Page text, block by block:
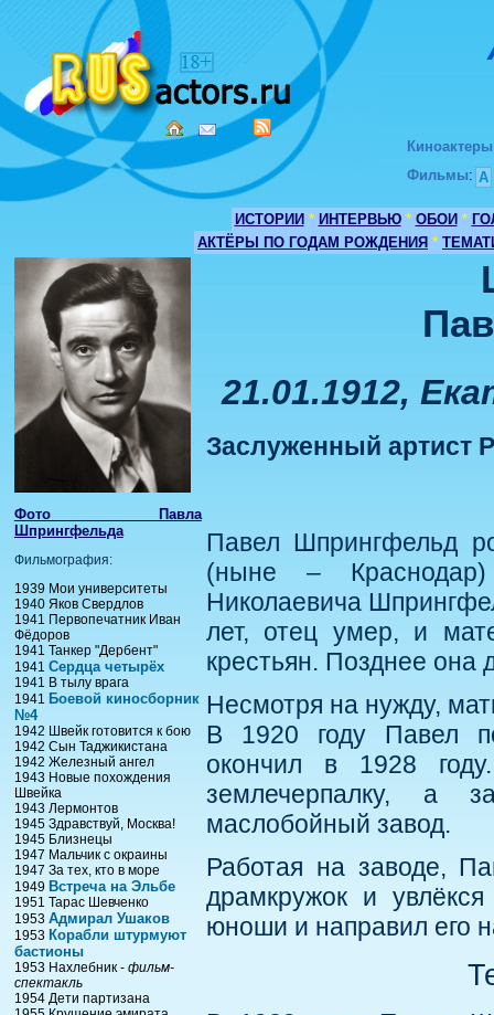
Киноактеры
Фильмы: А
ИСТОРИИ * ИНТЕРВЬЮ * ОБОИ *
АКТЁРЫ ПО ГОДАМ РОЖДЕНИЯ *
Фото Павла
Шпрингфельда
Фильмография:
1939 Мои университеты
1940 Яков Свердлов
1941 Первопечатник Иван
Фёдоров
1941 Танкер "Дербент"
1941 Сердца четырёх
1941 В тылу врага
1941 Боевой киносборник
№4
1942 Швейк готовится к бою
1942 Сын Таджикистана
1942 Железный ангел
1943 Новые похождения
Швейка
1943 Лермонтов
1945 Здравствуй, Москва!
1945 Близнецы
1947 Мальчик с окраины
1947 За тех, кто в море
1949 Встреча на Эльбе
1951 Тарас Шевченко
1953 Адмирал Ушаков
1953 Корабли штурмуют
бастионы
1953 Нахлебник - фильм-
спектакль
1954 Дети партизана
21.01.1912,
Заслуженный артист
Павел Шпрингфельд
(ныне –
Николаевича
лет, отец умер, и
крестьян. Позднее она
Несмотря на нужду,
В 1920 году Павел
окончил в 1928
землечерпалку, а
маслобойный завод.
Работая на заводе,
драмкружок и
юноши и направил его